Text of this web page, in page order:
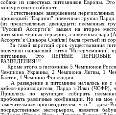
собаки из известных питомников Европы. Это
конкурентоспособности.
Естественным завершением перечисленных
прошедшей “Евразии” племенная группа Парда
(из представленых двенадцати племенных
“Русский Ассорти’к” вышел на второе
питомник черных терьеров, а племенная пара
Ассорти’к Синьора Смайли) была третьей из
За такой короткий срок существования
получили наивысший титул "Интерчемпион",
питомнике. Это ПЕРВЫЕ ПЕРЦОВЫЕ
РАЗВЕДЕНИЯ!!!
Кроме этого в питомнике 5 Чемпионов
Чемпиона Украины, 2 Чемпиона Литвы, 1
Балтии, 1 Чемпион Финляндии.
А разведение в питомнике началось не с
кобеля-производителя, Парда з Илки (ЧСФР),
Пришлось по крупицам собирать
пробовать различные комбинации. Но на мое
замечательным производителем, что "... даже
посредственным экстерьером, является